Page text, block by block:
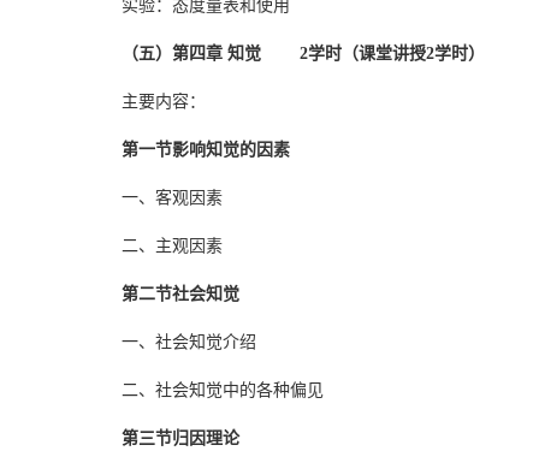
实验：态度量表和使用
（五）第四章 知觉 2学时（课堂讲授2学时）
主要内容：
第一节影响知觉的因素
一、客观因素
二、主观因素
第二节社会知觉
一、社会知觉介绍
二、社会知觉中的各种偏见
第三节归因理论